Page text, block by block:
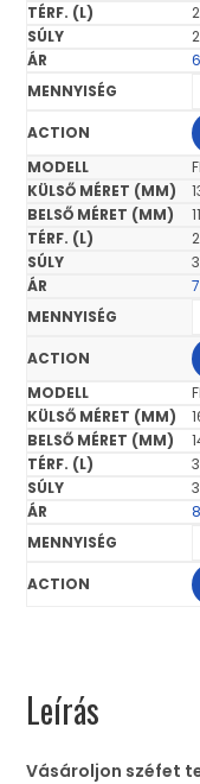
Leírás
Vásároljon széfet